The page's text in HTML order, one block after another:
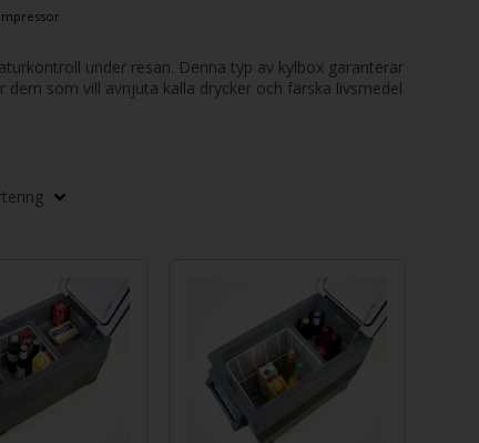
under resan. Denna typ av kylbox garanterar
som vill avnjuta kalla drycker och färska livsmedel